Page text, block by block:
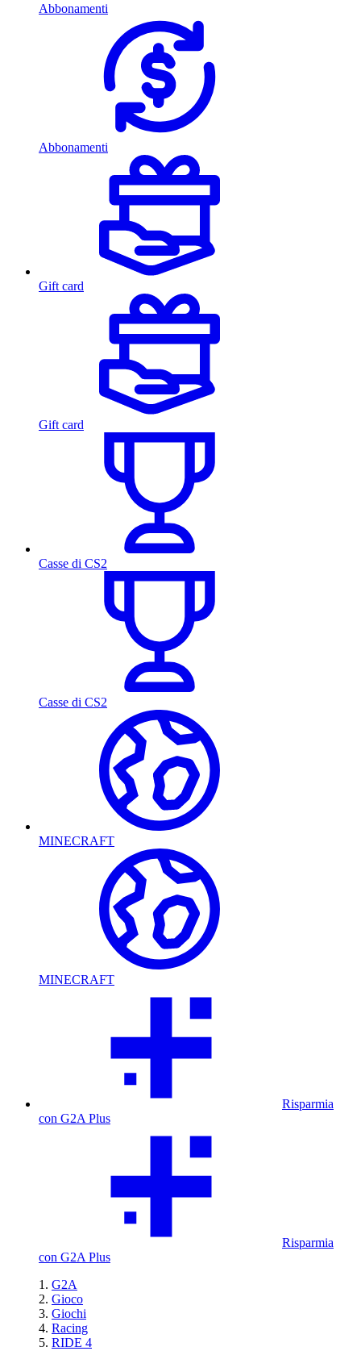
Abbonamenti
Abbonamenti
Gift card
Gift card
Casse di CS2
Casse di CS2
MINECRAFT
MINECRAFT
Risparmia
con G2A Plus
Risparmia
con G2A Plus
G2A
Gioco
Giochi
Racing
RIDE 4